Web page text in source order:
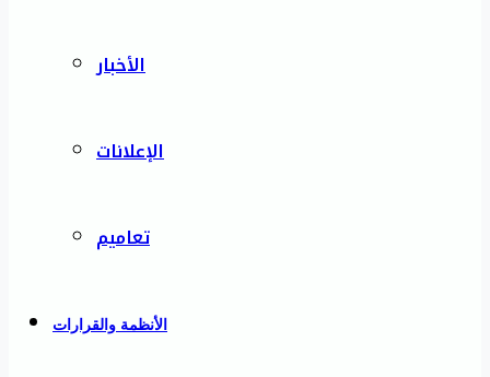
الأخبار
الإعلانات
تعاميم
الأنظمة والقرارات